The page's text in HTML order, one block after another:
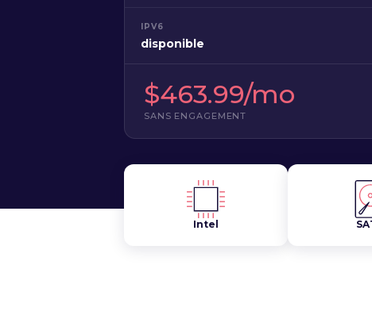
IPV6
disponible
$463.99/mo
SANS ENGAGEMENT
Intel